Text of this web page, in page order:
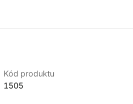
Kód produktu
1505